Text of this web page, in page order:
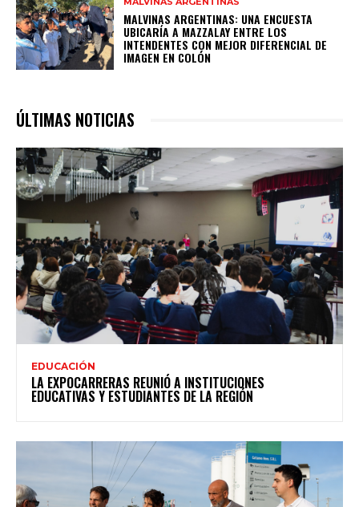
MALVINAS ARGENTINAS: UNA ENCUESTA
UBICARÍA A MAZZALAY ENTRE LOS
INTENDENTES CON MEJOR DIFERENCIAL DE
IMAGEN EN COLÓN
ÚLTIMAS NOTICIAS
EDUCACIÓN
LA EXPOCARRERAS REUNIÓ A INSTITUCIONES
EDUCATIVAS Y ESTUDIANTES DE LA REGIÓN